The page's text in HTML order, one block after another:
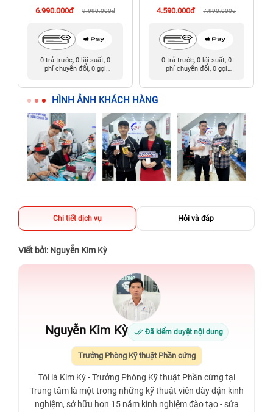
6.990.000đ 9.990.000đ
0 trả trước, 0 lãi suất, 0
phí chuyển đổi, 0 gọi
4.590.000đ 7.990.000đ
0 trả trước, 0 lãi suất, 0
phí chuyển đổi, 0 gọi
HÌNH ẢNH KHÁCH HÀNG
Chi tiết dịch vụ Hỏi và đáp
Viết bởi: Nguyễn Kim Kỳ
Nguyễn Kim Kỳ Đã kiểm duyệt nội dung
Trưởng Phòng Kỹ thuật Phần cứng
Tôi là Kim Kỳ - Trưởng Phòng Kỹ thuật Phần cứng tại
Trung tâm là một trong những kỹ thuật viên dày dặn kinh
nghiệm, sở hữu hơn 15 năm kinh nghiệm đào tạo - sửa